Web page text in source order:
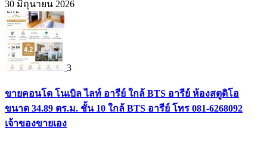
30 มิถุนายน 2026
3
ขายคอนโด โนเบิล ไลท์ อารีย์ ใกล้ BTS อารีย์ ห้องสตูดิโอ
ขนาด 34.89 ตร.ม. ชั้น 10 ใกล้ BTS อารีย์ โทร 081-6268092
เจ้าของขายเอง